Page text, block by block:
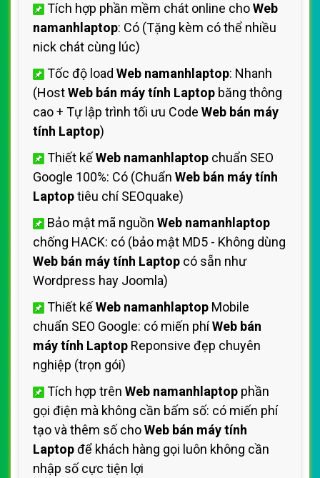
Tích hợp phần mềm chát online choWeb
namanhlaptop: Có (Tặng kèm có thể nhiều
nick chát cùng lúc)
Tốc độ load Web namanhlaptop: Nhanh
(HostWeb bán máy tính Laptop băng thông
cao + Tự lập trình tối ưu Code Web bán máy
tính Laptop)
Thiết kếWeb namanhlaptop chuẩn SEO
Google 100%: Có (Chuẩn Web bán máy tính
Laptoptiêu chí SEOquake)
Bảo mật mã nguồn Web namanhlaptop
chống HACK: có (bảo mật MD5 - Không dùng
Web bán máy tính Laptop có sẵn như
Wordpress hay Joomla)
Thiết kếWeb namanhlaptop Mobile
chuẩn SEO Google: có miến phíWeb bán
máy tính Laptop Reponsive đẹp chuyên
nghiệp (trọn gói)
Tích hợp trên Web namanhlaptop phần
gọi điện mà không cần bấm số: có miến phí
tạo và thêm số choWeb bán máy tính
Laptopđể khách hàng gọi luôn không cần
nhập số cực tiện lợi